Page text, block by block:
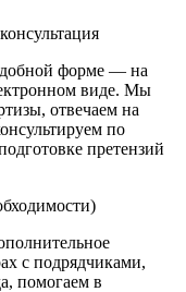
форме — на
виде. Мы
отвечаем на
по
претензий
с подрядчиками,
помогаем в